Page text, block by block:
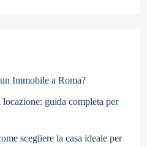
Immobile a Roma?
guida completa per
scegliere la casa ideale per